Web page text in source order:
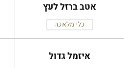
אטב ברזל לעץ
כלי מלאכה
איזמל גדול